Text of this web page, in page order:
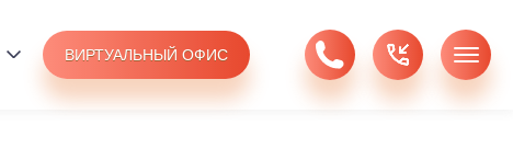
ВИРТУАЛЬНЫЙ ОФИС